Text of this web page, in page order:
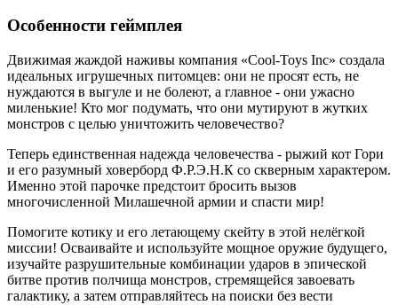
Особенности геймплея
Движимая жаждой наживы компания «Cool-Toys Inc» создала
идеальных игрушечных питомцев: они не просят есть, не
нуждаются в выгуле и не болеют, а главное - они ужасно
миленькие! Кто мог подумать, что они мутируют в жутких
монстров с целью уничтожить человечество?
Теперь единственная надежда человечества - рыжий кот Гори
и его разумный ховерборд Ф.Р.Э.Н.К со скверным характером.
Именно этой парочке предстоит бросить вызов
многочисленной Милашечной армии и спасти мир!
Помогите котику и его летающему скейту в этой нелёгкой
миссии! Осваивайте и используйте мощное оружие будущего,
изучайте разрушительные комбинации ударов в эпической
битве против полчища монстров, стремящейся завоевать
галактику, а затем отправляйтесь на поиски без вести